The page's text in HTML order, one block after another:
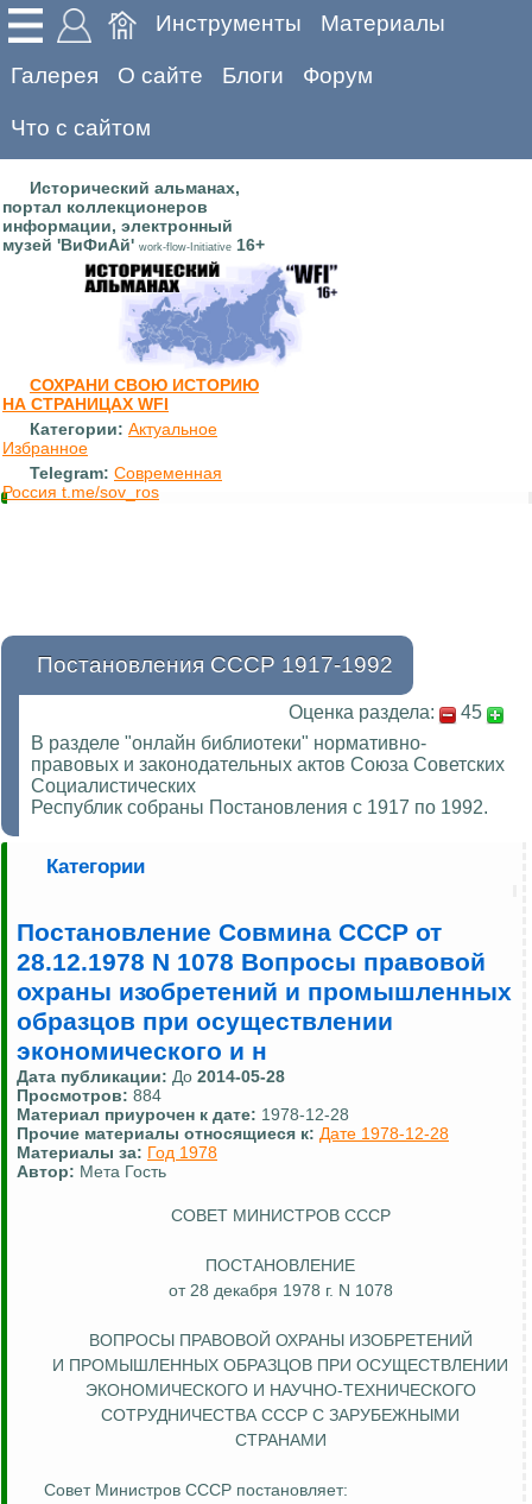
Инструменты Материалы
Галерея О сайте Блоги Форум
Что с сайтом
Исторический альманах,
портал коллекционеров
информации, электронный
музей 'ВиФиАй' work-flow-Initiative 16+
СОХРАНИ СВОЮ ИСТОРИЮ
НА СТРАНИЦАХ WFI
Категории: Актуальное
Избранное
Telegram: Современная
Россия t.me/sov_ros
Постановления СССР 1917-1992
Оценка раздела:
45
В разделе "онлайн библиотеки" нормативно-
правовых и законодательных актов Союза Советских
Социалистических
Республик собраны Постановления с 1917 по 1992.
Категории
Постановление Совмина СССР от
28.12.1978 N 1078 Вопросы правовой
охраны изобретений и промышленных
образцов при осуществлении
экономического и н
Дата публикации: До 2014-05-28
Просмотров: 884
Материал приурочен к дате: 1978-12-28
Прочие материалы относящиеся к: Дате 1978-12-28
Материалы за: Год 1978
Автор: Мета Гость
СОВЕТ МИНИСТРОВ СССР
ПОСТАНОВЛЕНИЕ
от 28 декабря 1978 г. N 1078
ВОПРОСЫ ПРАВОВОЙ ОХРАНЫ ИЗОБРЕТЕНИЙ
И ПРОМЫШЛЕННЫХ ОБРАЗЦОВ ПРИ ОСУЩЕСТВЛЕНИИ
ЭКОНОМИЧЕСКОГО И НАУЧНО-ТЕХНИЧЕСКОГО
СОТРУДНИЧЕСТВА СССР С ЗАРУБЕЖНЫМИ
СТРАНАМИ
Совет Министров СССР постановляет: